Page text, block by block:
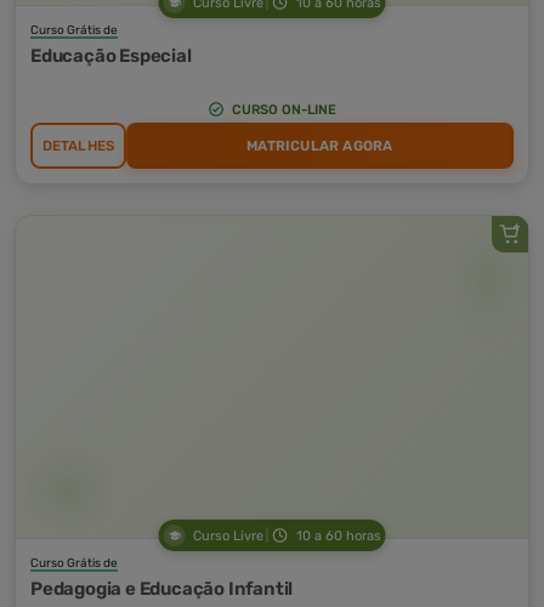
Curso Grátis de
Educação Especial
CURSO ON-LINE
DETALHES MATRICULAR AGORA
Curso Livre 10 a 60 horas
Curso Grátis de
Pedagogia e Educação Infantil